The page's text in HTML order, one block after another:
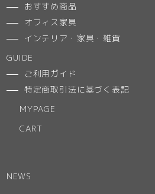
おすすめ商品
オフィス家具
インテリア・家具・雑貨
GUIDE
ご利用ガイド
特定商取引法に基づく表記
MYPAGE
CART
NEWS